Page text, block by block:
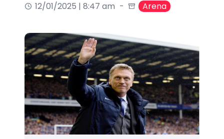
12/01/2025 | 8:47 am
Arena